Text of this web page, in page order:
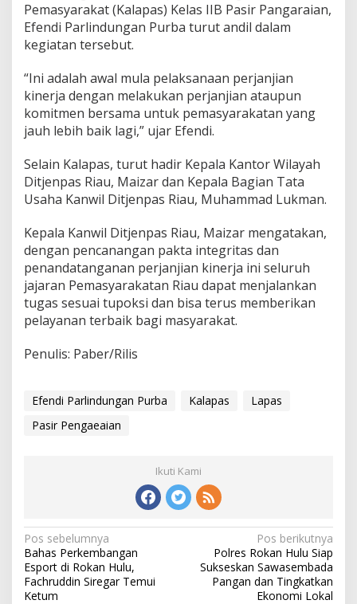
Pemasyarakat (Kalapas) Kelas IIB Pasir Pangaraian,
Efendi Parlindungan Purba turut andil dalam
kegiatan tersebut.
“Ini adalah awal mula pelaksanaan perjanjian
kinerja dengan melakukan perjanjian ataupun
komitmen bersama untuk pemasyarakatan yang
jauh lebih baik lagi,” ujar Efendi.
Selain Kalapas, turut hadir Kepala Kantor Wilayah
Ditjenpas Riau, Maizar dan Kepala Bagian Tata
Usaha Kanwil Ditjenpas Riau, Muhammad Lukman.
Kepala Kanwil Ditjenpas Riau, Maizar mengatakan,
dengan pencanangan pakta integritas dan
penandatanganan perjanjian kinerja ini seluruh
jajaran Pemasyarakatan Riau dapat menjalankan
tugas sesuai tupoksi dan bisa terus memberikan
pelayanan terbaik bagi masyarakat.
Penulis: Paber/Rilis
Efendi Parlindungan Purba Kalapas
Lapas
Pasir Pengaeaian
Ikuti Kami
Navigasi
pos
Pos sebelumnya
Bahas Perkembangan
Esport di Rokan Hulu,
Fachruddin Siregar Temui
Ketum
Pos berikutnya
Polres Rokan Hulu Siap
Sukseskan Sawasembada
Pangan dan Tingkatkan
Ekonomi Lokal